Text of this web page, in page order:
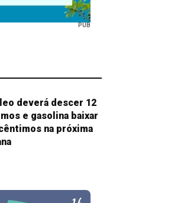
PUB
deverá descer 12
e gasolina baixar
na próxima